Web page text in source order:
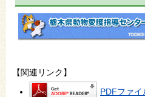
【関連リンク】
PDFファイ